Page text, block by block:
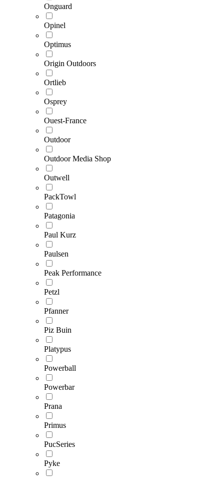
Onguard
Opinel
Optimus
Origin Outdoors
Ortlieb
Osprey
Ouest-France
Outdoor
Outdoor Media Shop
Outwell
PackTowl
Patagonia
Paul Kurz
Paulsen
Peak Performance
Petzl
Pfanner
Piz Buin
Platypus
Powerball
Powerbar
Prana
Primus
PucSeries
Pyke